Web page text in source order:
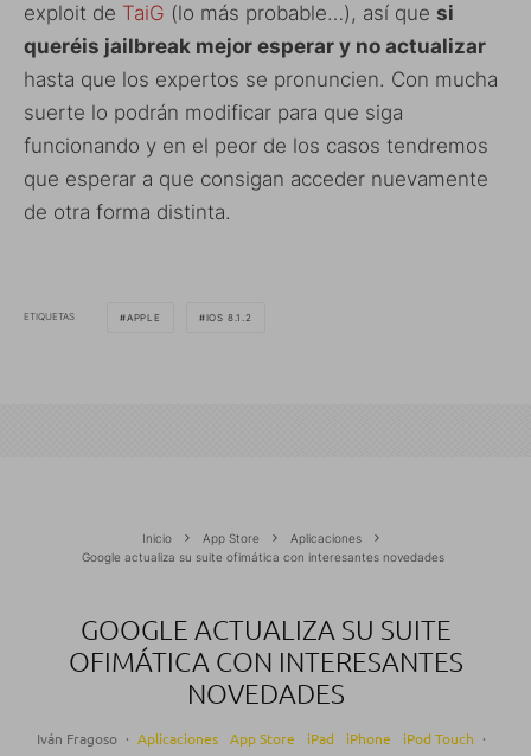
exploit de TaiG (lo más probable…), así que si
queréis jailbreak mejor esperar y no actualizar
hasta que los expertos se pronuncien. Con mucha
suerte lo podrán modificar para que siga
funcionando y en el peor de los casos tendremos
que esperar a que consigan acceder nuevamente
de otra forma distinta.
ETIQUETAS APPLE IOS 8.1.2
Inicio App Store
Aplicaciones
Google actualiza su suite ofimática con interesantes novedades
GOOGLE ACTUALIZA SU SUITE
OFIMÁTICA CON INTERESANTES
NOVEDADES
Iván Fragoso · Aplicaciones App Store iPad iPhone iPod Touch ·